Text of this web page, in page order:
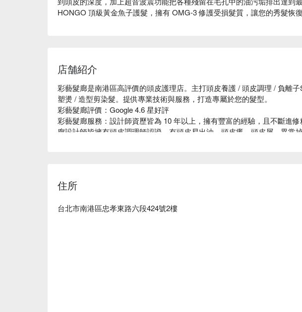
HONGO 頂級黃金魚子護髮，擁有 OMG-3 修護受損髮質，讓您的秀髮恢復
店舗紹介
彩藝髮廊是南港區高評價的頭皮護理店。主打頭皮養護 / 頭皮調理 / 負離子
塑燙 / 造型剪染髮。提供專業技術與服務，打造專屬於您的髮型。
彩藝髮廊評價：Google 4.6 星好評
彩藝髮廊服務：設計師資歷皆為 10 年以上，擁有豐富的經驗，且不斷進
廊設計師皆擁有頭皮調理師認證，有頭皮易出油、頭皮癢、頭皮屑、異常
住所
台北市南港區忠孝東路六段424號2樓